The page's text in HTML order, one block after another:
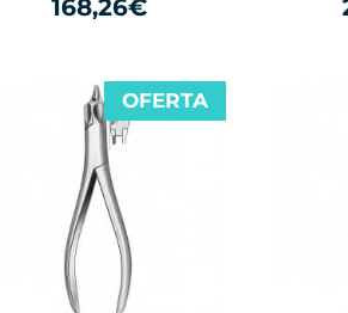
168,26€
OFERTA